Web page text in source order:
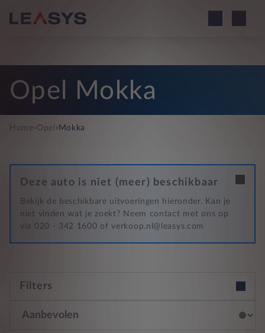
Opel Mokka
Home› Opel › Mokka
Deze auto is niet (meer) beschikbaar
Bekijk de beschikbare uitvoeringen hieronder. Kan je
niet vinden wat je zoekt? Neem contact met ons op
via 020 - 342 1600 of verkoop.nl@leasys.com
Filters